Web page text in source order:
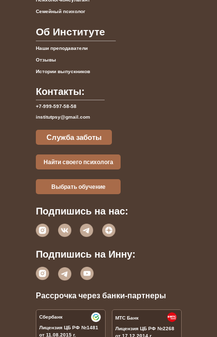
Семейный психолог
Контакты:
+7-999-597-58-58
Служба заботы
institutpsy@gmail.com
Об Институте
Наши преподаватели
Отзывы
Истории выпускников
Найти своего психолога
Выбрать обучение
Подпишись на нас:
Подпишись на Инну:
Рассрочка через банки-партнеры
Сбербанк
Лицензия ЦБ РФ №1481
от 11.08.2015 г.
МТС Банк
Лицензия ЦБ РФ №2268
от 17.12.2014 г.